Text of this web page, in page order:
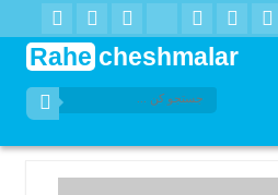
Rahe cheshmalar